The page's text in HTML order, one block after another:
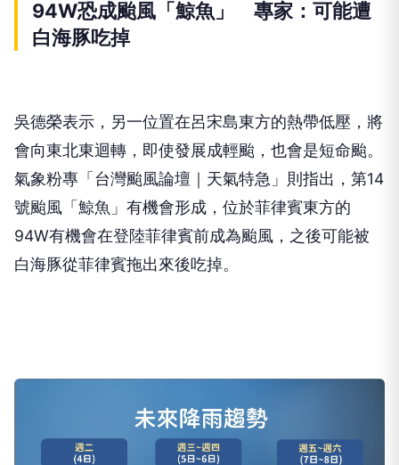
94W恐成颱風「鯨魚」 專家：可能遭
白海豚吃掉
吳德榮表示，另一位置在呂宋島東方的熱帶低壓，將
會向東北東迴轉，即使發展成輕颱，也會是短命颱。
氣象粉專「台灣颱風論壇｜天氣特急」則指出，第14
號颱風「鯨魚」有機會形成，位於菲律賓東方的
94W有機會在登陸菲律賓前成為颱風，之後可能被
白海豚從菲律賓拖出來後吃掉。